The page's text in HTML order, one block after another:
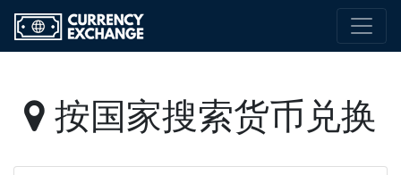
按国家搜索货币兑换